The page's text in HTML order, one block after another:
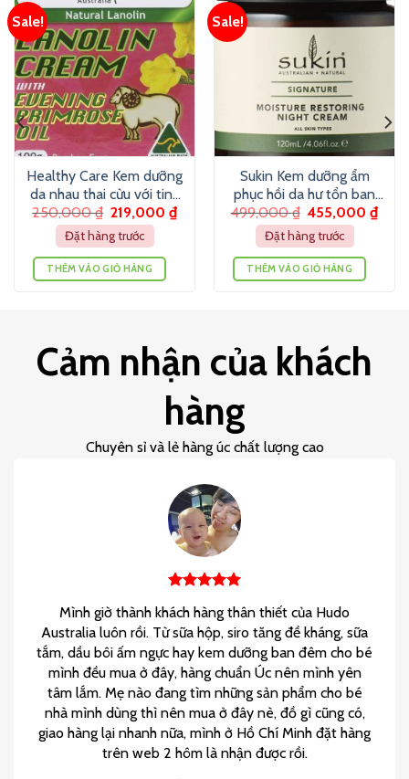
Sale!
Healthy Care Kem dưỡng
da nhau thai cừu với tinh
dầu hoa anh thảo (100g)
250,000₫ 219,000 ₫
Đặt hàng trước
THÊM VÀO GIỎ HÀNG
Sale!
Sukin Kem dưỡng ẩm
phục hồi da hư tổn ban
đêm (120ml)
499,000₫ 455,000₫
Đặt hàng trước
THÊM VÀO GIỎ HÀNG
Cảm nhận của khách
hàng
Chuyên sỉ và lẻ hàng úc chất lượng cao
Mình giờ thành khách hàng thân thiết của Hudo
Australia luôn rồi. Từ sữa hộp, siro tăng đề kháng, sữa
tắm, dầu bôi ấm ngực hay kem dưỡng ban đêm cho bé
mình đều mua ở đây, hàng chuẩn Úc nên mình yên
tâm lắm. Mẹ nào đang tìm những sản phẩm cho bé
nhà mình dùng thì nên mua ở đây nè, đồ gì cũng có,
giao hàng lại nhanh nữa, mình ở Hồ Chí Minh đặt hàng
trên web 2 hôm là nhận được rồi.